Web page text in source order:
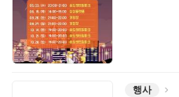
행사